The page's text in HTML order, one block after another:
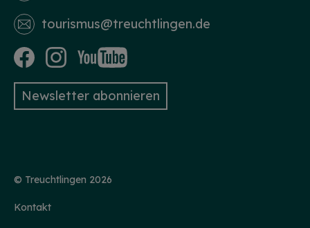
tourismus­@treuchtlingen.de
Newsletter abonnieren
© Treuchtlingen 2026
Kontakt